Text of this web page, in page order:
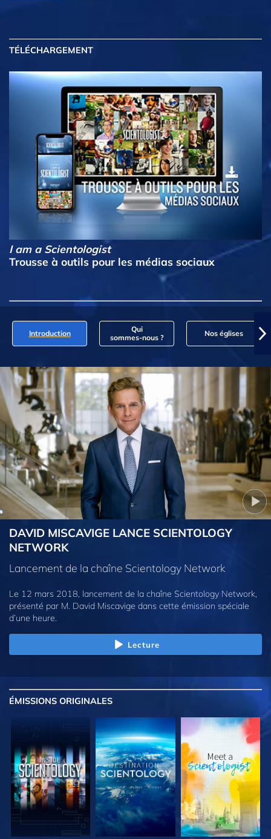
TÉLÉCHARGEMENT
I am a Scientologist
Trousse à outils pour les médias sociaux
Introduction
Qui
sommes‑nous ?
Nos églises
DAVID MISCAVIGE LANCE SCIENTOLOGY
NETWORK
Lancement de la chaîne Scientology Network
Le 12 mars 2018, lancement de la chaîne Scientology Network,
présenté par M. David Miscavige dans cette émission spéciale
d’une heure.
Lecture
ÉMISSIONS ORIGINALES